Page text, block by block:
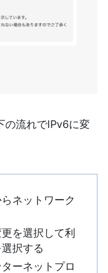
の流れでIPv6に変
ネットワーク
を選択して利
択する
ーネットプロ